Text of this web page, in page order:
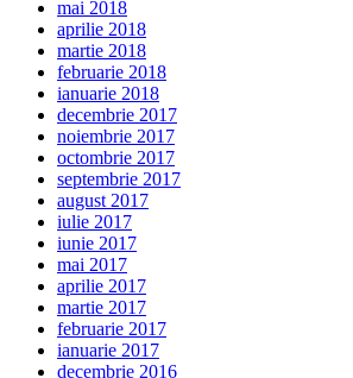
mai 2018
aprilie 2018
martie 2018
februarie 2018
ianuarie 2018
decembrie 2017
noiembrie 2017
octombrie 2017
septembrie 2017
august 2017
iulie 2017
iunie 2017
mai 2017
aprilie 2017
martie 2017
februarie 2017
ianuarie 2017
decembrie 2016